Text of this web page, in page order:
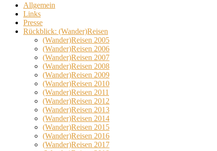
Allgemein
Links
Presse
Rückblick: (Wander)Reisen
(Wander)Reisen 2005
(Wander)Reisen 2006
(Wander)Reisen 2007
(Wander)Reisen 2008
(Wander)Reisen 2009
(Wander)Reisen 2010
(Wander)Reisen 2011
(Wander)Reisen 2012
(Wander)Reisen 2013
(Wander)Reisen 2014
(Wander)Reisen 2015
(Wander)Reisen 2016
(Wander)Reisen 2017